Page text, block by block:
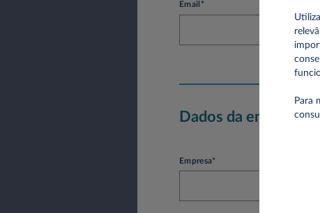
Email*
Dados da empresa
Empresa*
Para